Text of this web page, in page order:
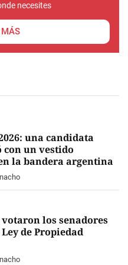
necesites
MÁS
una candidata
un vestido
la bandera argentina
votaron los senadores
de Propiedad